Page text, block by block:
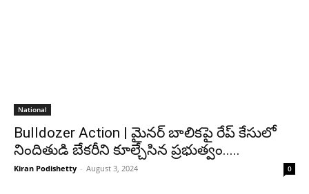
National
Bulldozer Action | మైనర్ బాలికపై రేప్‌ కేసులో
నిందితుడి బేకరీని కూల్చేసిన ప్రభుత్వం.....
Kiran Podishetty - August 3, 2024 0